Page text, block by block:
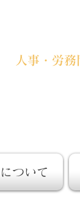
人事・労務
ついて